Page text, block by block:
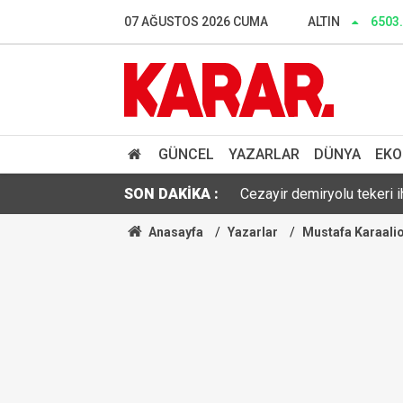
07 AĞUSTOS 2026 CUMA ALTIN
GÜNCEL YAZARLAR DÜNYA
SON DAKİKA :
Dalgıçlar bile işin
Tahliye edilen
Cezayir demiryolu tekeri
Günaydın YENİ Parti
Çerçeve yasa sonrası
Anasayfa Yazarlar Mustafa